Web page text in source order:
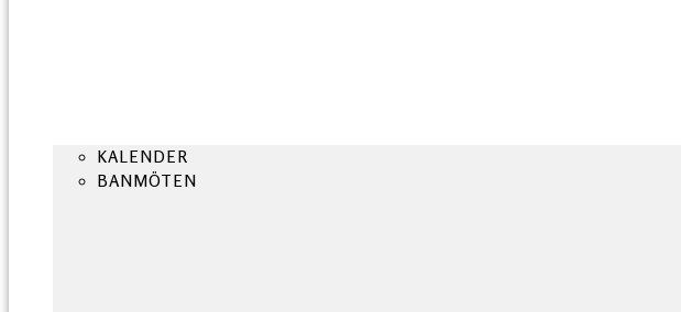
KALENDER
BANMÖTEN